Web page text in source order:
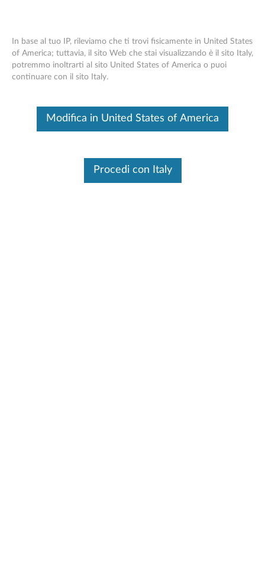
Skip to content
Supporto per monitor singolo di Think
Centre Tiny-In-One
visualizzare la versione originale in inglese.
In base al tuo IP, rileviamo che ti trovi fisicamente in United States
of America; tuttavia, il sito Web che stai visualizzando è il sito Italy,
potremmo inoltrarti al sito United States of America o puoi
continuare con il sito Italy.
Modifica in United States of America
Procedi con Italy